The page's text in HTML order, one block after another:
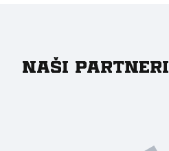
Naši partneri